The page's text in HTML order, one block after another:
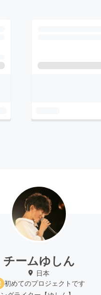
チームゆしん
日本
初めてのプロジェクトです